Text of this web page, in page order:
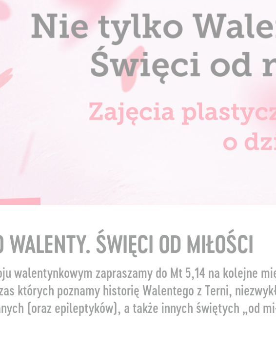
WALENTY. ŚWIĘCI OD MIŁOŚCI
walentynkowym zapraszamy do Mt 5,14 na kolejne
których poznamy historię Walentego z Terni,
(oraz epileptyków), a także innych świętych „od